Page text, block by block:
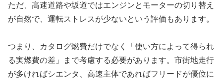
ただ、高速道路や坂道ではエンジンとモーターの切り替え
が自然で、運転ストレスが少ないという評価もあります。
つまり、カタログ燃費だけでなく「使い方によって得られ
る実燃費の差」まで考慮する必要があります。市街地走行
が多ければシエンタ、高速主体であればフリードが優位に